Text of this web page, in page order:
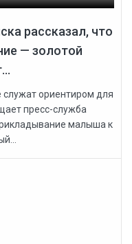
рассказал, что
— золотой
служат ориентиром для
пресс-служба
малыша к